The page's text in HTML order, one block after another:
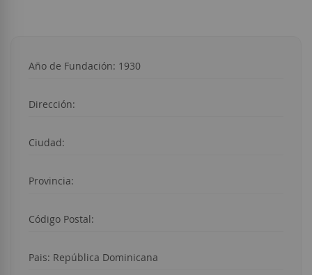
Año de Fundación: 1930
Dirección:
Ciudad:
Provincia:
Código Postal:
Pais: República Dominicana